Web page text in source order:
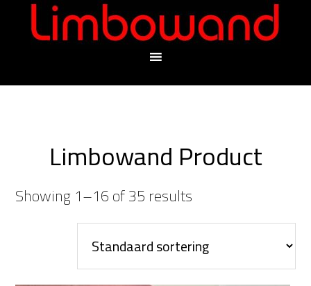
Limbowand Product
Showing 1–16 of 35 results